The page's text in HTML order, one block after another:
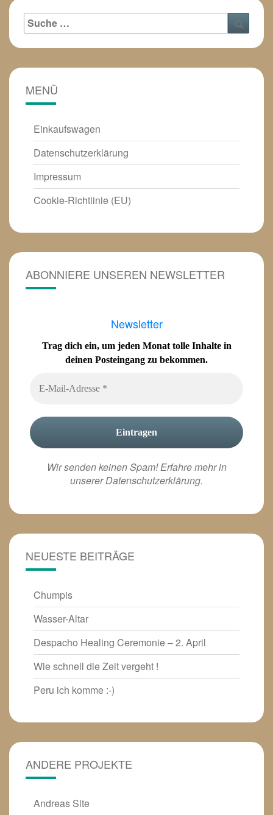
Suche
nach:
MENÜ
Einkaufswagen
Datenschutzerklärung
Impressum
Cookie-Richtlinie (EU)
ABONNIERE UNSEREN NEWSLETTER
Newsletter
Trag dich ein, um jeden Monat tolle Inhalte in
deinen Posteingang zu bekommen.
Wir senden keinen Spam! Erfahre mehr in
unsererDatenschutzerklärung.
NEUESTE BEITRÄGE
Chumpis
Wasser-Altar
Despacho Healing Ceremonie – 2. April
Wie schnell die Zeit vergeht !
Peru ich komme :-)
ANDERE PROJEKTE
Andreas Site